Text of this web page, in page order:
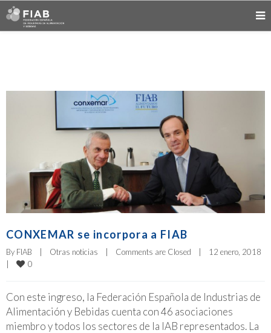
CONXEMAR se incorpora a FIAB
By FIAB | Otras noticias | Comments are Closed |
|
0
Con este ingreso, la Federación Española de Industrias de
Alimentación y Bebidas cuenta con 46 asociaciones
miembro y todos los sectores de la IAB representados. La